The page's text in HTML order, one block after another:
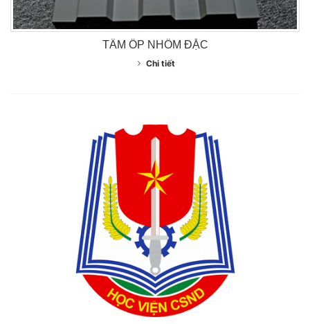
TẤM ỐP NHÔM ĐẶC
Chi tiết